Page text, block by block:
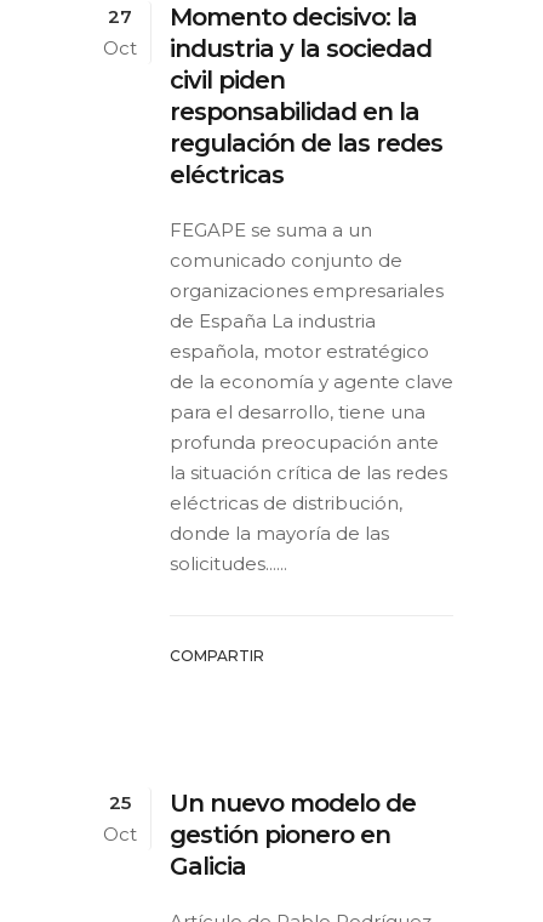
27
Oct
Momento decisivo: la
industria y la sociedad
civil piden
responsabilidad en la
regulación de las redes
eléctricas
FEGAPE se suma a un
comunicado conjunto de
organizaciones empresariales
de España La industria
española, motor estratégico
de la economía y agente clave
para el desarrollo, tiene una
profunda preocupación ante
la situación crítica de las redes
eléctricas de distribución,
donde la mayoría de las
solicitudes......
COMPARTIR
25
Oct
Un nuevo modelo de
gestión pionero en
Galicia